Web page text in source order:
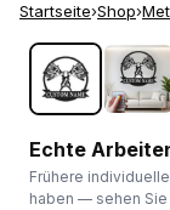
Startseite›Shop›
‹
Echte
Frühere
haben — sehen